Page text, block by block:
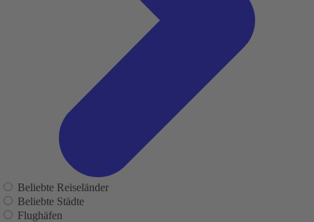
Beliebte Reiseländer
Beliebte Städte
Flughäfen